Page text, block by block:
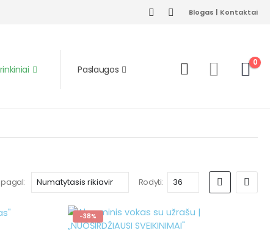
Blogas | Kontaktai
Paslaugos
0
pagal: Rodyti:
-38%